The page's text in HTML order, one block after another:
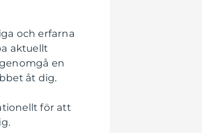
och erfarna
aktuellt
en
åt dig.
för att